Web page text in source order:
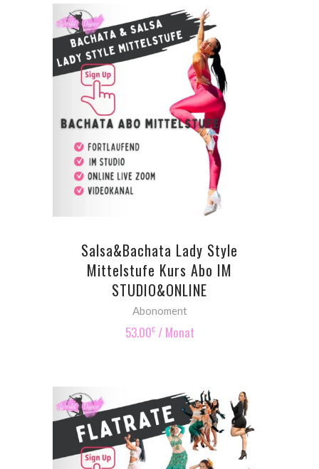
SIGN UP NOW
Salsa&Bachata Lady Style
Mittelstufe Kurs Abo IM
STUDIO&ONLINE
Abonoment
53.00€ / Monat